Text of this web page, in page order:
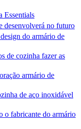
Essentials
desenvolverá no futuro
do armário de
de cozinha fazer as
armário de
de aço inoxidável
o fabricante do armário